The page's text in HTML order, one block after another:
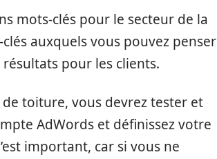
mots-clés pour le secteur de la
auxquels vous pouvez penser
pour les clients.
toiture, vous devrez tester et
AdWords et définissez votre
important, car si vous ne